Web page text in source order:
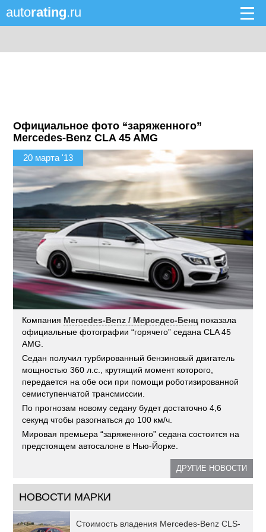
autorating.ru
Официальное фото “заряженного”
Mercedes-Benz CLA 45 AMG
20 марта '13
Компания Mercedes-Benz / Мерседес-Бенц показала
официальные фотографии “горячего” седана CLA 45
AMG.
Седан получил турбированный бензиновый двигатель
мощностью 360 л.с., крутящий момент которого,
передается на обе оси при помощи роботизированной
семиступенчатой трансмиссии.
По прогнозам новому седану будет достаточно 4,6
секунд чтобы разогнаться до 100 км/ч.
Мировая премьера “заряженного” седана состоится на
предстоящем автосалоне в Нью-Йорке.
ДРУГИЕ НОВОСТИ
НОВОСТИ МАРКИ
Стоимость владения Mercedes-Benz CLS-